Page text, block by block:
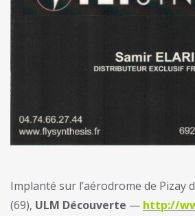
Implanté sur l’aérodrome de Pizay
(69), ULM Découverte — http://